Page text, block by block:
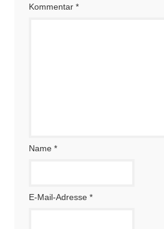
Kommentar *
Name *
E-Mail-Adresse *